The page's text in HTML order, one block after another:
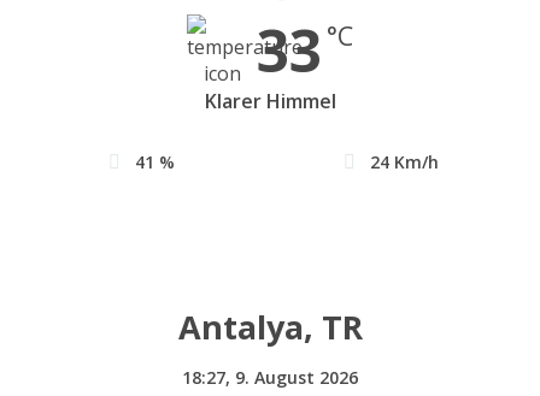
33 °C
Klarer Himmel
41 % 24 Km/h
Antalya, TR
18:27, 9. August 2026